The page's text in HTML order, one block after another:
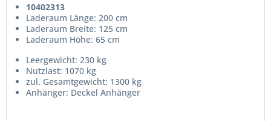
10402313
Laderaum Länge: 200 cm
Laderaum Breite: 125 cm
Laderaum Höhe: 65 cm
Leergewicht: 230 kg
Nutzlast: 1070 kg
zul. Gesamtgewicht: 1300 kg
Anhänger: Deckel Anhänger